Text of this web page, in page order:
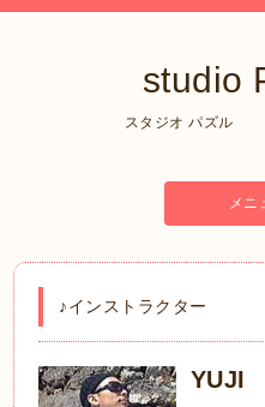
studio
スタジオ パズル
メニ
♪インストラクター
YUJI